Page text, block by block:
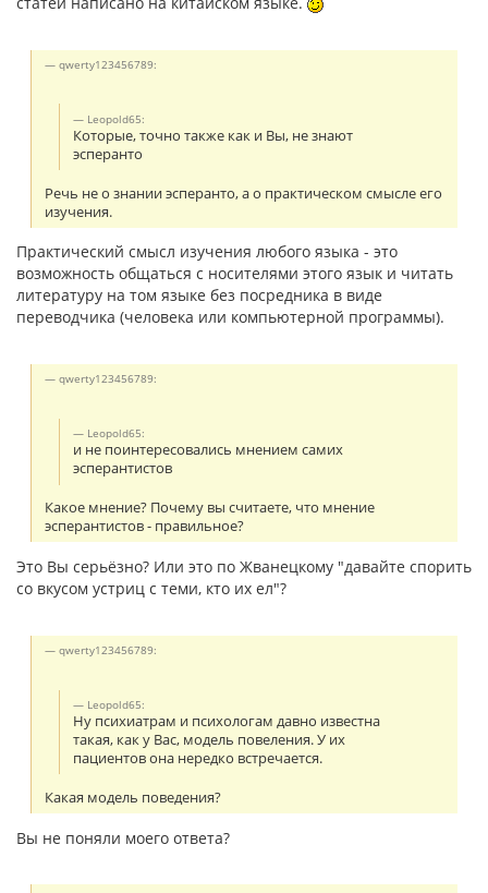
qwerty123456789:
Leopold65:
Которые, точно также как и Вы, не знают
эсперанто
Речь не о знании эсперанто, а о практическом смысле его
изучения.
Практический смысл изучения любого языка - это
возможность общаться с носителями этого язык и читать
литературу на том языке без посредника в виде
переводчика (человека или компьютерной программы).
qwerty123456789:
Leopold65:
и не поинтересовались мнением самих
эсперантистов
Какое мнение? Почему вы считаете, что мнение
эсперантистов - правильное?
Это Вы серьёзно? Или это по Жванецкому "давайте спорить
со вкусом устриц с теми, кто их ел"?
qwerty123456789:
Leopold65:
Ну психиатрам и психологам давно известна
такая, как у Вас, модель повеления. У их
пациентов она нередко встречается.
Какая модель поведения?
Вы не поняли моего ответа?